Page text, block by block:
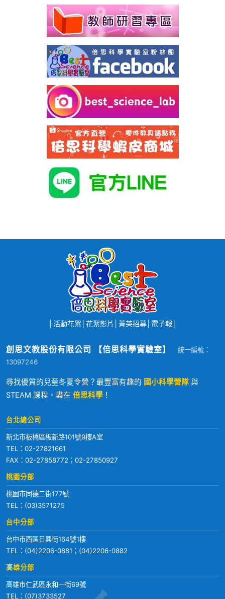
活動花絮 花絮影片 菁英招募│ 電子報
創思文教股份有限公司 【倍思科學實驗室】
統一編號：
13097246
尋找優質的兒童冬夏令營？最豐富有趣的 國小科學營隊 與
STEAM 課程，盡在 倍思科學 ！
台北總公司
新北市板橋區板新路101號9樓A室
TEL： 02-27821661
FAX：02-27858772；02-27850927
桃園分部
桃園市同德二街177號
TEL： (03)3571275
台中分部
台中市西區日興街164號1樓
TEL： (04)2206-0881 ； (04)2206-0882
高雄分部
高雄市仁武區永和一街69號
TEL： (07)3733527